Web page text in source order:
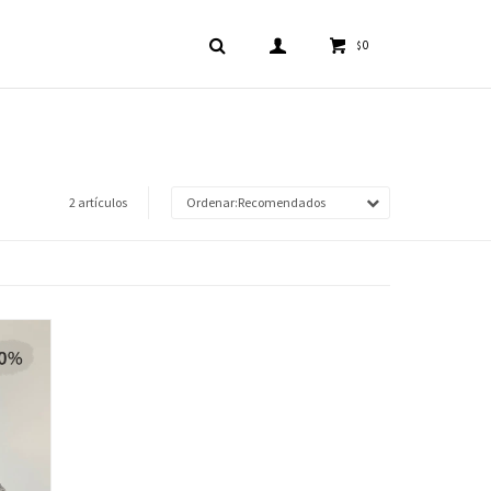
$0
2 artículos Recomendados